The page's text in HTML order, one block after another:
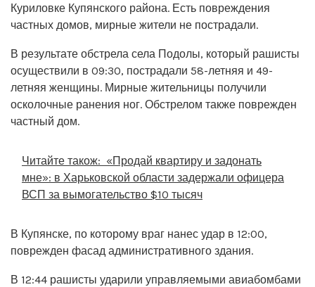
Куриловке Купянского района. Есть повреждения
частных домов, мирные жители не пострадали.
В результате обстрела села Подолы, который рашисты
осуществили в 09:30, пострадали 58-летняя и 49-
летняя женщины. Мирные жительницы получили
осколочные ранения ног. Обстрелом также поврежден
частный дом.
Читайте також: «Продай квартиру и задонать
мне»: в Харьковской области задержали офицера
ВСП за вымогательство $10 тысяч
В Купянске, по которому враг нанес удар в 12:00,
поврежден фасад административного здания.
В 12:44 рашисты ударили управляемыми авиабомбами